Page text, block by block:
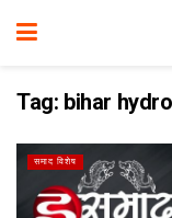
Tag: bihar
समाद विशेष